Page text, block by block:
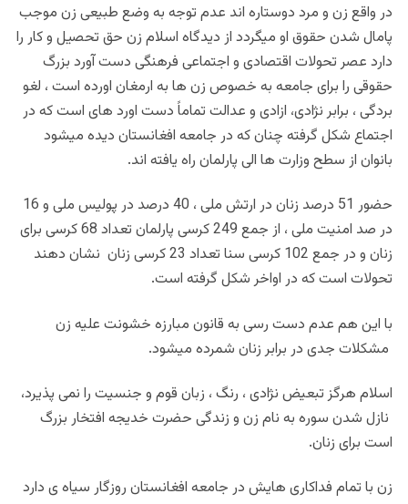
در واقع زن و مرد دوستاره اند عدم توجه به وضع طبیعی زن موجب
پامال شدن حقوق او میگردد از دیدگاه اسلام زن حق تحصیل و کار را
دارد عصر تحولات اقتصادی و اجتماعی فرهنگی دست آورد بزرگ
حقوقی را برای جامعه به خصوص زن ها به ارمغان اورده است ، لغو
بردگی ، برابر نژادی، ازادی و عدالت تماماً دست اورد های است که در
اجتماع شکل گرفته چنان که در جامعه افغانستان دیده میشود
بانوان از سطح وزارت ها الی پارلمان راه یافته اند.
حضور 51 درصد زنان در ارتش ملی ، 40 درصد در پولیس ملی و 16
در صد امنیت ملی ، از جمع 249 کرسی پارلمان تعداد 68 کرسی برای
زنان و در جمع 102 کرسی سنا تعداد 23 کرسی زنان نشان دهند
تحولات است که در اواخر شکل گرفته است.
با این هم عدم دست رسی به قانون مبارزه خشونت علیه زن
مشکلات جدی در برابر زنان شمرده میشود.
اسلام هرگز تبعیض نژادی ، رنگ ، زبان قوم و جنسیت را نمی پذیرد،
نازل شدن سوره به نام زن و زندگی حضرت خدیجه افتخار بزرگ
است برای زنان.
زن با تمام فداکاری هایش در جامعه افغانستان روزگار سیاه ی دارد